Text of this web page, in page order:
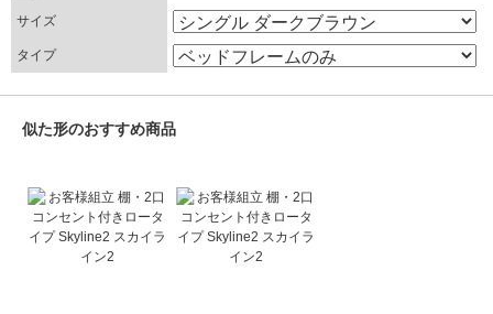
サイズ
タイプ
似た形のおすすめ商品